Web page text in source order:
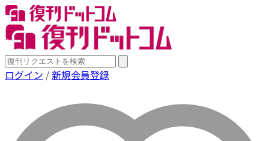
ログイン /新規会員登録